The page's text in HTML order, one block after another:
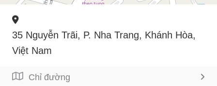
35 Nguyễn Trãi, P. Nha Trang, Khánh Hòa,
Việt Nam
Chỉ đường